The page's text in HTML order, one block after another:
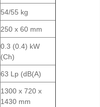
54/55 kg
250 x 60 mm
0.3 (0.4) kW
(Ch)
63 Lp (dB(A)
1300 x 720 x
1430 mm